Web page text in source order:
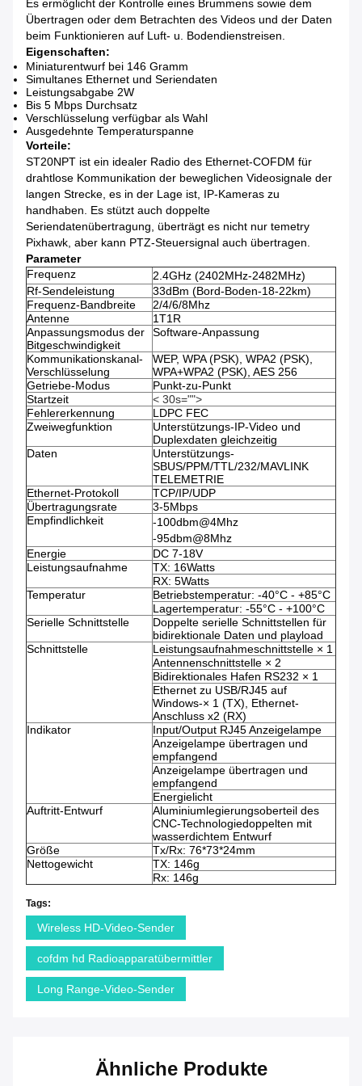
Es ermöglicht der Kontrolle eines Brummens sowie dem
Übertragen oder dem Betrachten des Videos und der Daten
beim Funktionieren auf Luft- u. Bodendienstreisen.
Eigenschaften:
Miniaturentwurf bei 146 Gramm
Simultanes Ethernet und Seriendaten
Leistungsabgabe 2W
Bis 5 Mbps Durchsatz
Verschlüsselung verfügbar als Wahl
Ausgedehnte Temperaturspanne
Vorteile:
ST20NPT ist ein idealer Radio des Ethernet-COFDM für
drahtlose Kommunikation der beweglichen Videosignale der
langen Strecke, es in der Lage ist, IP-Kameras zu
handhaben. Es stützt auch doppelte
Seriendatenübertragung, überträgt es nicht nur temetry
Pixhawk, aber kann PTZ-Steuersignal auch übertragen.
Parameter
Frequenz
2.4GHz (2402MHz-2482MHz)
Rf-Sendeleistung
33dBm (Bord-Boden-18-22km)
Frequenz-Bandbreite
2/4/6/8Mhz
Antenne
1T1R
Anpassungsmodus der
Bitgeschwindigkeit
Software-Anpassung
Kommunikationskanal-
Verschlüsselung
WEP, WPA (PSK), WPA2 (PSK),
WPA+WPA2 (PSK), AES 256
Getriebe-Modus
Punkt-zu-Punkt
Startzeit
< 30s="">
Fehlererkennung
LDPC FEC
Zweiwegfunktion
Unterstützungs-IP-Video und
Duplexdaten gleichzeitig
Daten
Unterstützungs-
SBUS/PPM/TTL/232/MAVLINK
TELEMETRIE
Ethernet-Protokoll
TCP/IP/UDP
Übertragungsrate
3-5Mbps
Empfindlichkeit
-100dbm@4Mhz
-95dbm@8Mhz
Energie
DC 7-18V
Leistungsaufnahme
TX: 16Watts
RX: 5Watts
Temperatur
Betriebstemperatur: -40°C - +85°C
Lagertemperatur: -55°C - +100°C
Serielle Schnittstelle
Doppelte serielle Schnittstellen für
bidirektionale Daten und playload
Schnittstelle
Leistungsaufnahmeschnittstelle × 1
Antennenschnittstelle × 2
Bidirektionales Hafen RS232 × 1
Ethernet zu USB/RJ45 auf
Windows-× 1 (TX), Ethernet-
Anschluss x2 (RX)
Indikator
Input/Output RJ45 Anzeigelampe
Anzeigelampe übertragen und
empfangend
Anzeigelampe übertragen und
empfangend
Energielicht
Auftritt-Entwurf
Aluminiumlegierungsoberteil des
CNC-Technologiedoppelten mit
wasserdichtem Entwurf
Größe
Tx/Rx: 76*73*24mm
Nettogewicht
TX: 146g
Rx: 146g
Tags:
Wireless HD-Video-Sender
cofdm hd Radioapparatübermittler
Long Range-Video-Sender
Ähnliche Produkte